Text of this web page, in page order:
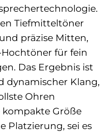
Tiefmitteltöner
präzise Mitten,
für fein
Das Ergebnis ist
dynamischer Klang,
Ohren
Größe
Platzierung, sei es